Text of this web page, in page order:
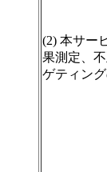
(2) 本サー
果測定、
ゲティン